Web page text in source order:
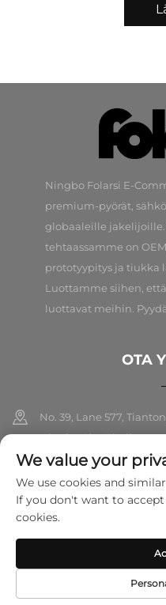
Ningbo Folarsi E-
premium-pyörät,
globaaleille jakelijoille.
tehtaassamme on
prototyypitys ja tiukka
Luottamme siihen,
luottavat meihin.
OTA
No. 39, Lane 577,
Ningbo City, Zhejiang
+86-18989326021
[email protected]
Tekijänoikeus © 2026 Ningbo
oikeudet pidätetty.
We value your
We use cookies and
If you don't want to
cookies.